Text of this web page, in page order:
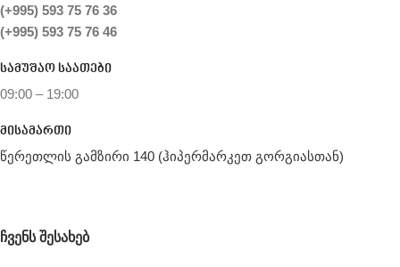
(+995) 593 75 76 36
(+995) 593 75 76 46
სამუშაო საათები
09:00 – 19:00
მისამართი
წერეთლის გამზირი 140 (ჰიპერმარკეთ გორგიასთან)
ᲩᲕᲔᲜᲡ ᲨᲔᲡᲐᲮᲔᲑ